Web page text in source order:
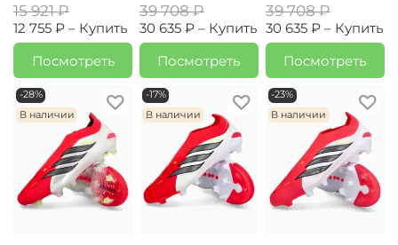
15 921 ₽
12 755 ₽ – Купить
Посмотреть
39 708 ₽
30 635 ₽ – Купить
Посмотреть
39 708 ₽
30 635 ₽ – Купить
Посмотреть
-28%
В наличии
-17%
В наличии
-23%
В наличии